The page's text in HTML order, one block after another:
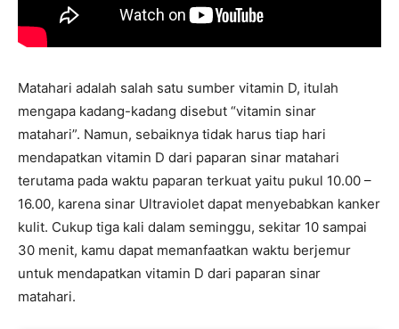
Matahari adalah salah satu sumber vitamin D, itulah
mengapa kadang-kadang disebut “vitamin sinar
matahari”. Namun, sebaiknya tidak harus tiap hari
mendapatkan vitamin D dari paparan sinar matahari
terutama pada waktu paparan terkuat yaitu pukul 10.00 –
16.00, karena sinar Ultraviolet dapat menyebabkan kanker
kulit. Cukup tiga kali dalam seminggu, sekitar 10 sampai
30 menit, kamu dapat memanfaatkan waktu berjemur
untuk mendapatkan vitamin D dari paparan sinar
matahari.